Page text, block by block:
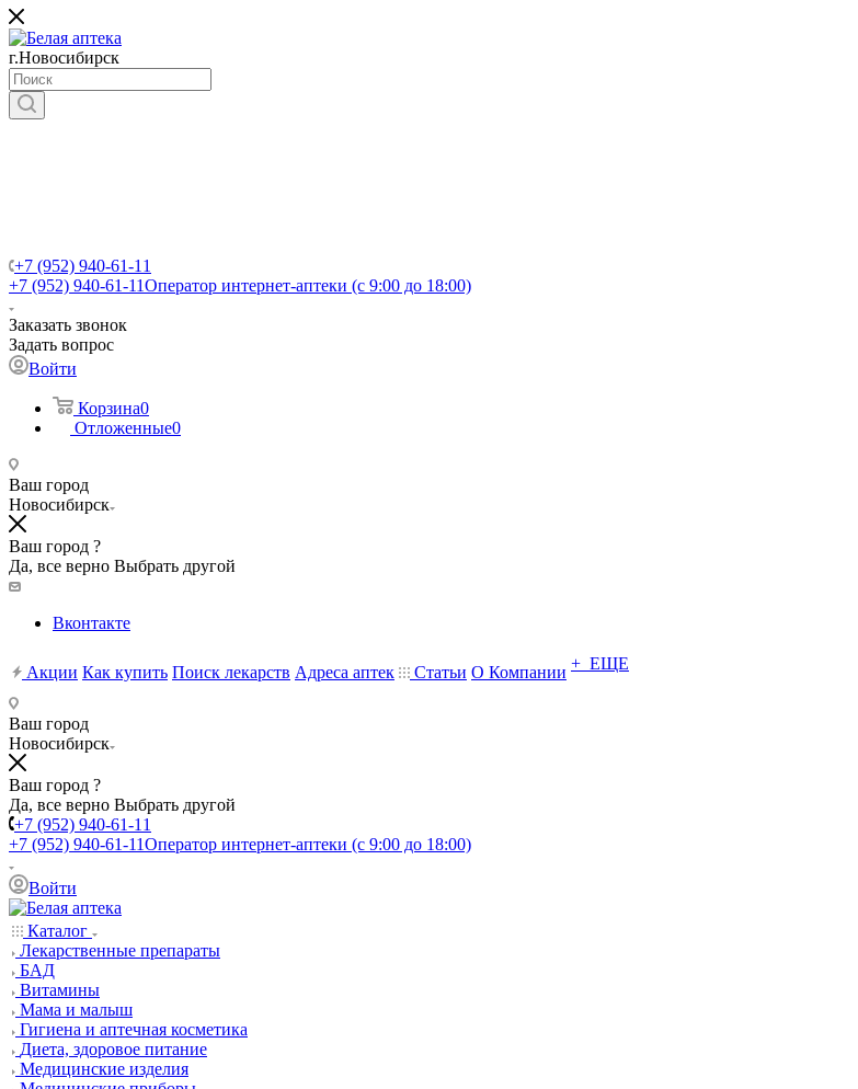
г.Новосибирск
+7 (952) 940-61-11
+7 (952) 940-61-11Оператор интернет-аптеки (с 9:00 до 18:00)
Заказать звонок
Задать вопрос
Войти
Корзина0
Отложенные0
Ваш город
Новосибирск
Ваш город ?
Да, все верно Выбрать другой
Вконтакте
Акции Как купить Поиск лекарств Адреса аптек Статьи О Компании + ЕЩЕ
Ваш город
Новосибирск
Ваш город ?
Да, все верно Выбрать другой
+7 (952) 940-61-11
+7 (952) 940-61-11Оператор интернет-аптеки (с 9:00 до 18:00)
Войти
Каталог
Лекарственные препараты
БАД
Витамины
Мама и малыш
Гигиена и аптечная косметика
Диета, здоровое питание
Медицинские изделия